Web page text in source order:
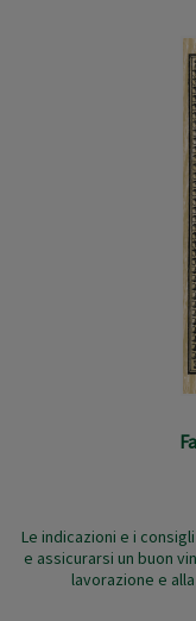
Le indicazioni e i
e assicurarsi un buon
lavorazione e